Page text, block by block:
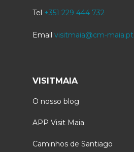
Tel +351 229 444 732
Email visitmaia@cm-maia.pt
VISITMAIA
O nosso blog
APP Visit Maia
Caminhos de Santiago